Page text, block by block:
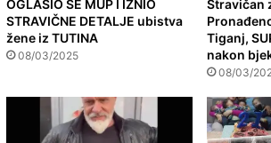
OGLASIO SE MUP I IZNIO
STRAVIČNE DETALJE ubistva
žene iz TUTINA
08/03/2025
Stravičan
Tiganj,
nakon
08/03/